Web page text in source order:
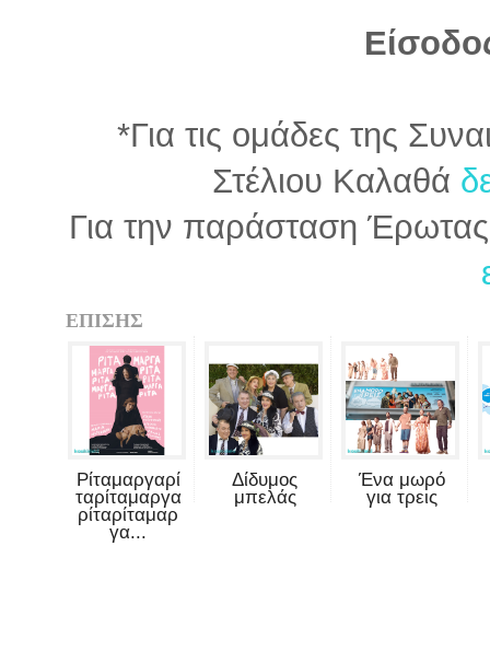
*Για τις ομάδες της
Στέλιου Καλαθά
Για την παράσταση
ΕΠΙΣΗΣ
Ρίταμαργαρί
ταρίταμαργα
ρίταρίταμαρ
γα...
Δίδυμος
μπελάς
Ένα μωρό
για τρεις